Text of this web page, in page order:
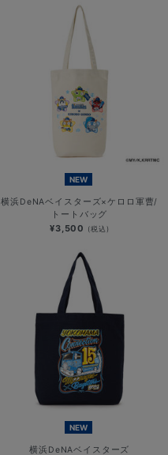
NEW
横浜DeNAベイスターズ×ケロロ軍曹/
トートバッグ
¥3,500 (税込)
NEW
横浜DeNAベイスターズ